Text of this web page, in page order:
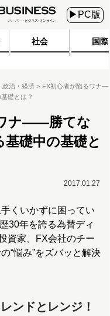
▶PC版
社会 国際
政治・経済
FX初心者が陥るワナ―
礎とは？
ナ――勝てな
礎中の基礎と
2017.01.27
くいかずに困ってい
30年を誇る為替ディ
資家、FX会社のチー
“悩み”をズバッと解決
ンドとレンジ！